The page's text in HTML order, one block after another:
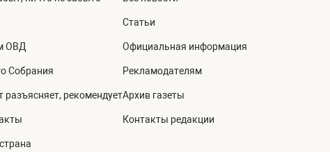
ОВД
Собрания
разъясняет, рекомендует
Статьи
Официальная информация
Рекламодателям
Архив газеты
Контакты редакции